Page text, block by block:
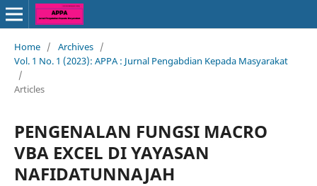
Home / Archives /
Vol. 1 No. 1 (2023): APPA : Jurnal Pengabdian Kepada Masyarakat
/
Articles
PENGENALAN FUNGSI MACRO
VBA EXCEL DI YAYASAN
NAFIDATUNNAJAH